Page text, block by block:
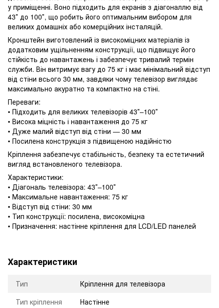
у приміщенні. Воно підходить для екранів з діагоналлю від
43″ до 100″, що робить його оптимальним вибором для
великих домашніх або комерційних інсталяцій.
Кронштейн виготовлений із високоміцних матеріалів із
додатковим ущільненням конструкції, що підвищує його
стійкість до навантажень і забезпечує тривалий термін
служби. Він витримує вагу до 75 кг і має мінімальний відступ
від стіни всього 30 мм, завдяки чому телевізор виглядає
максимально акуратно та компактно на стіні.
Переваги:
• Підходить для великих телевізорів 43″–100″
• Висока міцність і навантаження до 75 кг
• Дуже малий відступ від стіни — 30 мм
• Посилена конструкція з підвищеною надійністю
Кріплення забезпечує стабільність, безпеку та естетичний
вигляд встановленого телевізора.
Характеристики:
• Діагональ телевізора: 43″–100″
• Максимальне навантаження: 75 кг
• Відступ від стіни: 30 мм
• Тип конструкції: посилена, високоміцна
• Призначення: настінне кріплення для LCD/LED панелей
Характеристики
Тип
Кріплення для телевізора
Тип кріплення
Настінне